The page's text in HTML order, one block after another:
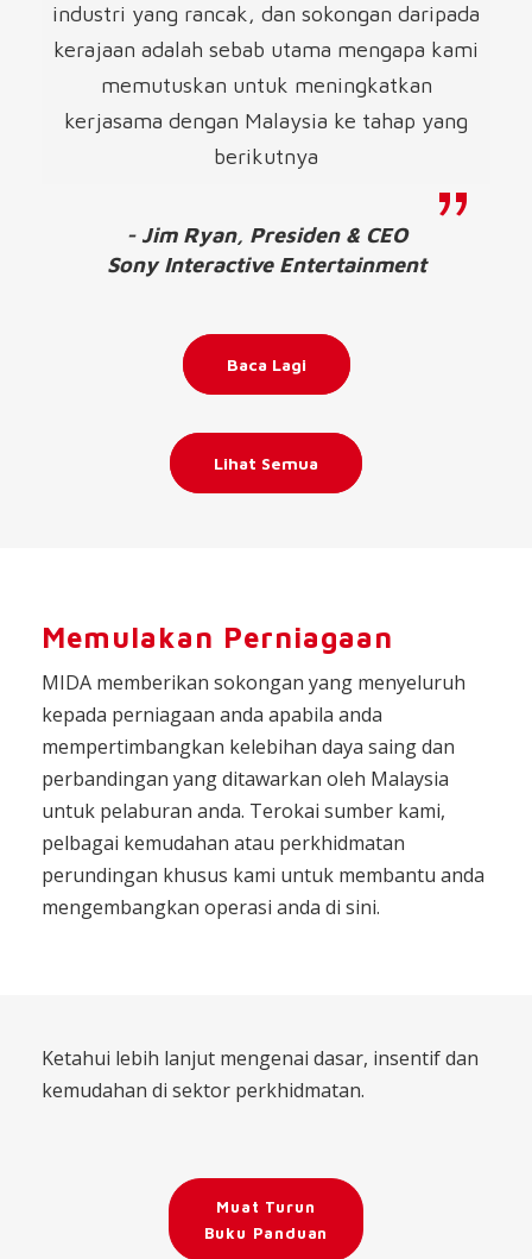
industri yang rancak, dan sokongan daripada
kerajaan adalah sebab utama mengapa kami
memutuskan untuk meningkatkan
kerjasama dengan Malaysia ke tahap yang
berikutnya
- Jim Ryan, Presiden & CEO
Sony Interactive Entertainment
Baca Lagi
Lihat Semua
Memulakan Perniagaan
MIDA memberikan sokongan yang menyeluruh
kepada perniagaan anda apabila anda
mempertimbangkan kelebihan daya saing dan
perbandingan yang ditawarkan oleh Malaysia
untuk pelaburan anda. Terokai sumber kami,
pelbagai kemudahan atau perkhidmatan
perundingan khusus kami untuk membantu anda
mengembangkan operasi anda di sini.
Ketahui lebih lanjut mengenai dasar, insentif dan
kemudahan di sektor perkhidmatan.
Muat Turun
Buku Panduan